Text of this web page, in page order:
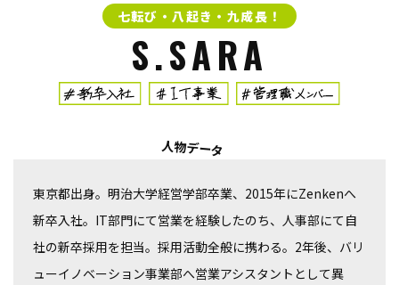
七転び・八起き・ 九成長！
S.SARA
人物データ
東京都出身。明治大学経営学部卒業、2015年にZenkenへ
新卒入社。IT部門にて営業を経験したのち、人事部にて自
社の新卒採用を担当。採用活動全般に携わる。2年後、バリ
ューイノベーション事業部へ営業アシスタントとして異